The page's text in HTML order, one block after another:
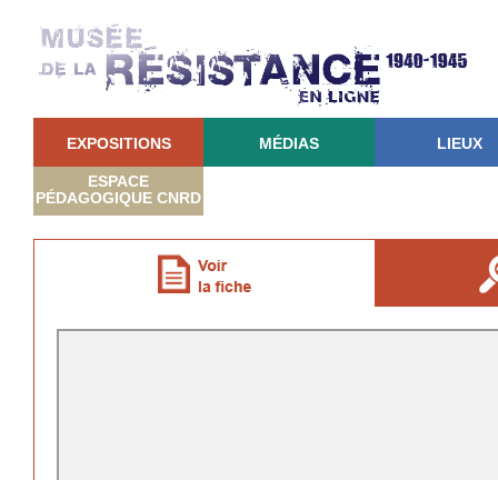
EXPOSITIONS MÉDIAS LIEUX
ESPACE
PÉDAGOGIQUE CNRD